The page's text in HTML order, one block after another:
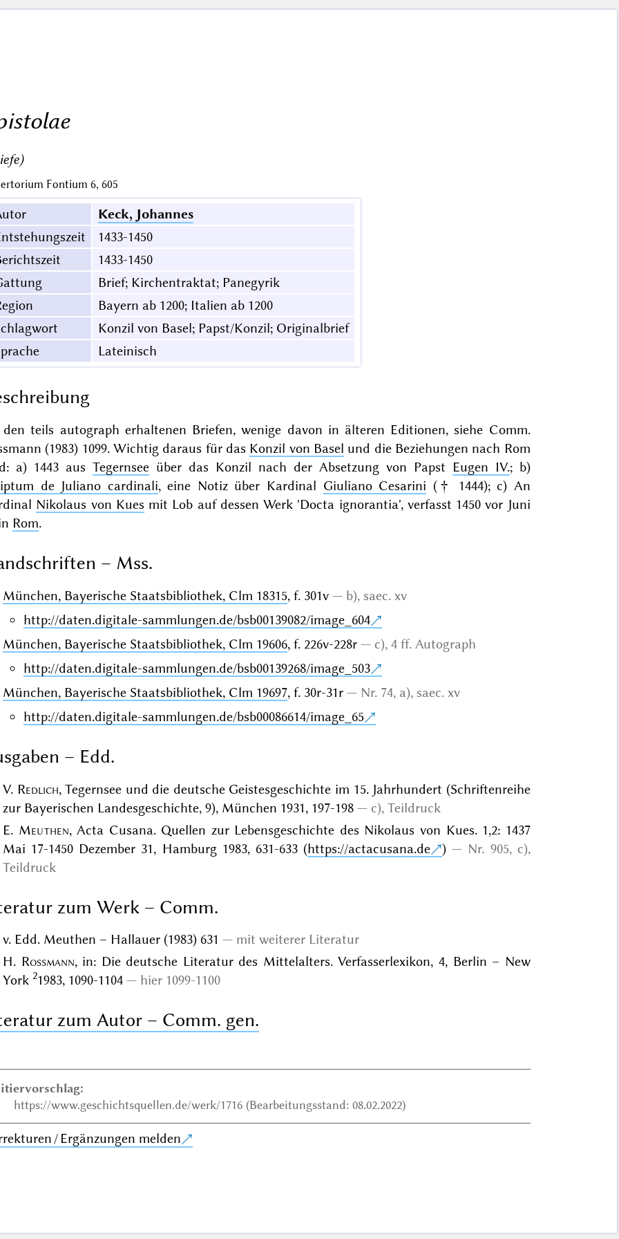
Fontium 6, 605
Keck, Johannes
1433-1450
1433-1450
Brief; Kirchentraktat; Panegyrik
Bayern ab 1200; Italien ab 1200
Konzil von Basel; Papst/Konzil; Originalbrief
Lateinisch
teils autograph erhaltenen Briefen, wenige davon in älteren Editionen, siehe Comm.
(1983) 1099. Wichtig daraus für das Konzil von Basel und die Beziehungen nach Rom
a) 1443 aus Tegernseeüber das Konzil nach der Absetzung von Papst Eugen IV.; b)
de Juliano cardinali, eine Notiz über Kardinal Giuliano Cesarini († 1444); c) An
Nikolaus von Kues mit Lob auf dessen Werk 'Docta ignorantia', verfasst 1450 vor Juni
Rom.
– Mss.
München, Bayerische Staatsbibliothek, Clm 18315, f. 301v
b), saec. xv
http://daten.digitale-sammlungen.de/bsb00139082/image_604
München, Bayerische Staatsbibliothek, Clm 19606, f. 226v-228r c), 4 ff. Autograph
http://daten.digitale-sammlungen.de/bsb00139268/image_503
München, Bayerische Staatsbibliothek, Clm 19697, f. 30r-31r
Nr. 74, a), saec. xv
http://daten.digitale-sammlungen.de/bsb00086614/image_65
– Edd.
V. Redlich, Tegernsee und die deutsche Geistesgeschichte im 15. Jahrhundert (Schriftenreihe
zur Bayerischen Landesgeschichte, 9), München 1931, 197-198
c), Teildruck
E. Meuthen, Acta Cusana. Quellen zur Lebensgeschichte des Nikolaus von Kues. 1,2: 1437
Mai 17-1450 Dezember 31, Hamburg 1983, 631-633 (https://actacusana.de )
Nr. 905, c),
Teildruck
zum Werk – Comm.
v. Edd. Meuthen – Hallauer (1983) 631
mit weiterer Literatur
H. Rossmann, in: Die deutsche Literatur des Mittelalters. Verfasserlexikon, 4, Berlin – New
York 21983, 1090-1104 hier 1099-1100
zum Autor – Comm. gen.
https://www.geschichtsquellen.de/werk/1716 (Bearbeitungsstand: 08.02.2022)
/ Ergänzungen melden